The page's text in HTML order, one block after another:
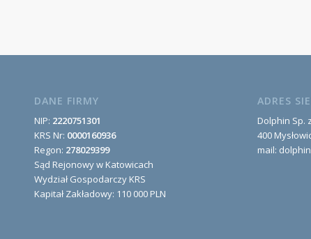
DANE FIRMY
NIP: 2220751301
KRS Nr: 0000160936
Regon: 278029399
Sąd Rejonowy w Katowicach
Wydział Gospodarczy KRS
Kapitał Zakładowy: 110 000 PLN
ADRES
Dolphin Sp.
400
mail: